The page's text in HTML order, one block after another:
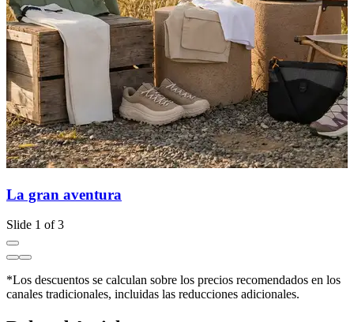
La gran aventura
Slide 1 of 3
*Los descuentos se calculan sobre los precios recomendados en los
canales tradicionales, incluidas las reducciones adicionales.